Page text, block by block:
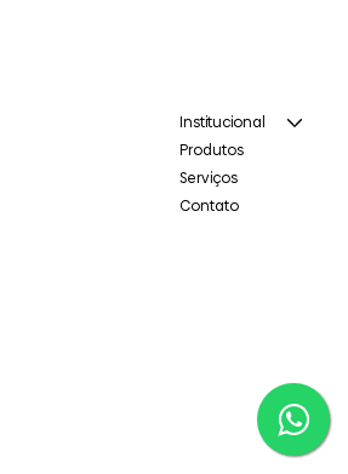
Institucional
Produtos
Serviços
Contato